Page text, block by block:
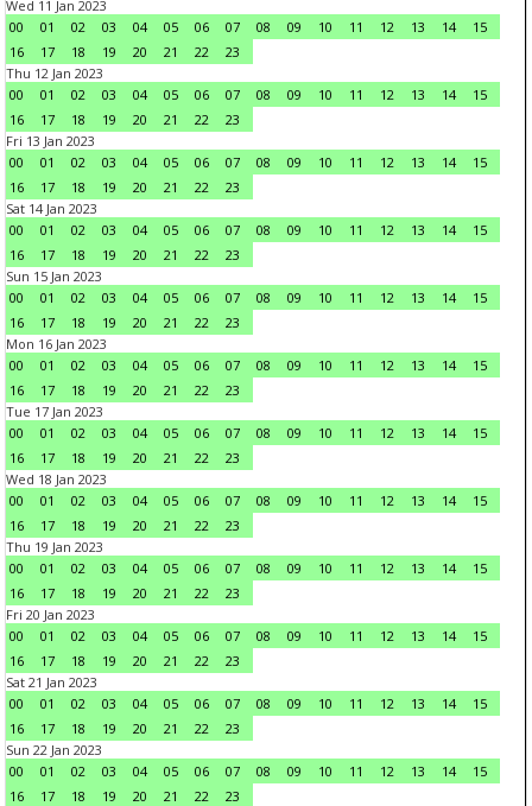
Wed 11 Jan 2023
00
01 02 03 04 05 06 07 08 09 10 11 12 13 14
15
16
17 18 19 20 21 22
23
Thu 12 Jan 2023
00
01 02 03 04 05 06 07 08 09 10 11 12 13 14
15
16
17 18 19 20 21 22
23
Fri 13 Jan 2023
00
01 02 03 04 05 06 07 08 09 10 11 12 13 14
15
16
17 18 19 20 21 22
23
Sat 14 Jan 2023
00
01 02 03 04 05 06 07 08 09 10 11 12 13 14
15
16
17 18 19 20 21 22
23
Sun 15 Jan 2023
00
01 02 03 04 05 06 07 08 09 10 11 12 13 14
15
16
17 18 19 20 21 22
23
Mon 16 Jan 2023
00
01 02 03 04 05 06 07 08 09 10 11 12 13 14
15
16
17 18 19 20 21 22
23
Tue 17 Jan 2023
00
01 02 03 04 05 06 07 08 09 10 11 12 13 14
15
16
17 18 19 20 21 22
23
Wed 18 Jan 2023
00
01 02 03 04 05 06 07 08 09 10 11 12 13 14
15
16
17 18 19 20 21 22
23
Thu 19 Jan 2023
00
01 02 03 04 05 06 07 08 09 10 11 12 13 14
15
16
17 18 19 20 21 22
23
Fri 20 Jan 2023
00
01 02 03 04 05 06 07 08 09 10 11 12 13 14
15
16
17 18 19 20 21 22
23
Sat 21 Jan 2023
00
01 02 03 04 05 06 07 08 09 10 11 12 13 14
15
16
17 18 19 20 21 22
23
Sun 22 Jan 2023
00
01 02 03 04 05 06 07 08 09 10 11 12 13 14
15
16
17 18 19 20 21 22
23